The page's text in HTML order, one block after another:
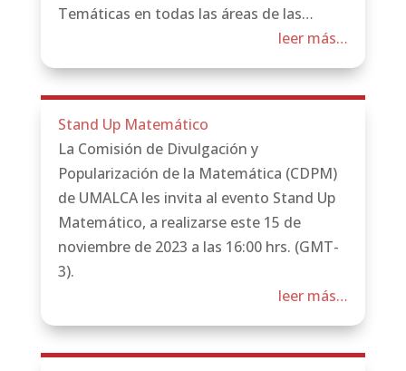
Temáticas en todas las áreas de las…
leer más…
Stand Up Matemático
La Comisión de Divulgación y
Popularización de la Matemática (CDPM)
de UMALCA les invita al evento Stand Up
Matemático, a realizarse este 15 de
noviembre de 2023 a las 16:00 hrs. (GMT-
3).
leer más…